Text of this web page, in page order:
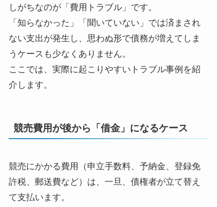
しがちなのが「費用トラブル」です。
「知らなかった」「聞いていない」では済まされ
ない支出が発生し、思わぬ形で債務が増えてしま
うケースも少なくありません。
ここでは、実際に起こりやすいトラブル事例を紹
介します。
競売費用が後から「借金」になるケース
競売にかかる費用（申立手数料、予納金、登録免
許税、郵送費など）は、一旦、債権者が立て替え
て支払います。